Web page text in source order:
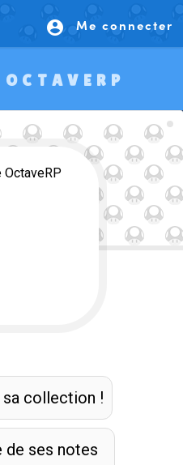
account_circle Me connecter
collection !
de ses notes